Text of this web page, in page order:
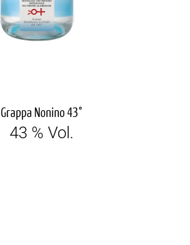
Grappa Nonino 43°
43 % Vol.